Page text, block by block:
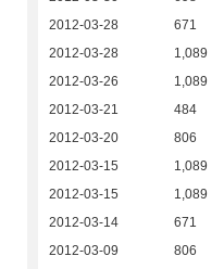
2012-03-28
671
2012-03-28
1,089
2012-03-26
1,089
2012-03-21
484
2012-03-20
806
2012-03-15
1,089
2012-03-15
1,089
2012-03-14
671
2012-03-09
806